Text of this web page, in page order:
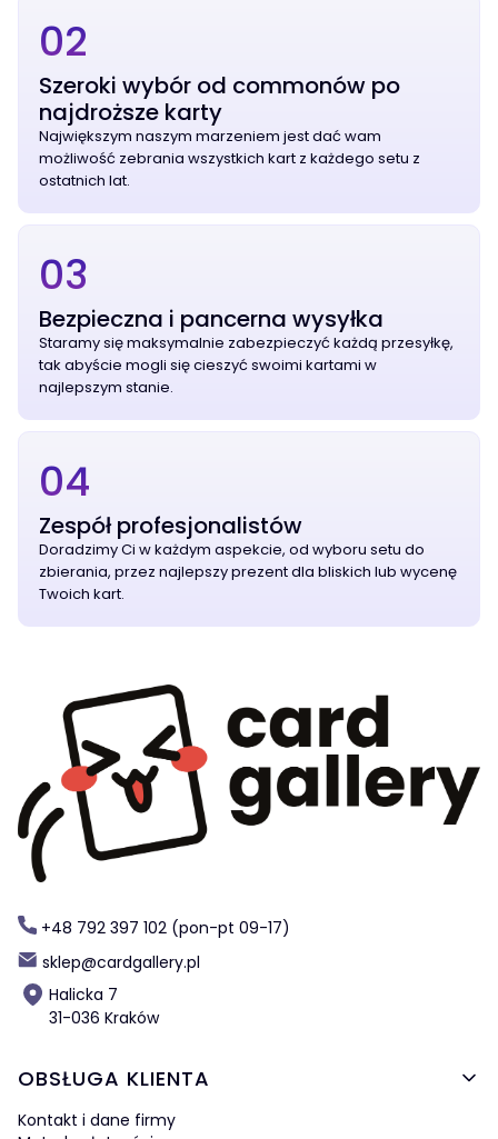
02
Szeroki wybór od commonów po
najdroższe karty
Największym naszym marzeniem jest dać wam
możliwość zebrania wszystkich kart z każdego setu z
ostatnich lat.
03
Bezpieczna i pancerna wysyłka
Staramy się maksymalnie zabezpieczyć każdą przesyłkę,
tak abyście mogli się cieszyć swoimi kartami w
najlepszym stanie.
04
Zespół profesjonalistów
Doradzimy Ci w każdym aspekcie, od wyboru setu do
zbierania, przez najlepszy prezent dla bliskich lub wycenę
Twoich kart.
+48 792 397 102 (pon-pt 09-17)
sklep@cardgallery.pl
Halicka 7
31-036 Kraków
Linki w stopce
OBSŁUGA KLIENTA
Kontakt i dane firmy